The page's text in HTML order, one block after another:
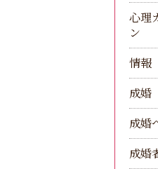
心理
ン
情報
成婚
成婚
成婚